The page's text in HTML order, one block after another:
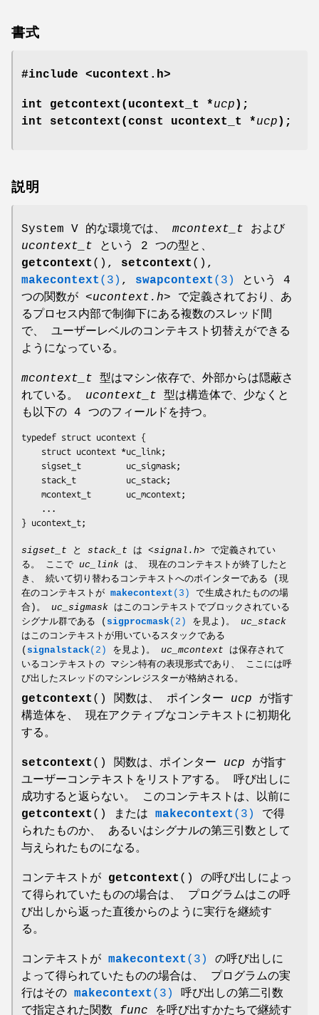
書式
#include <ucontext.h>
int getcontext(ucontext_t *ucp );
int setcontext(const ucontext_t *ucp );
説明
System V 的な環境では、 mcontext_t および
ucontext_t という 2 つの型と、
getcontext (), setcontext (),
makecontext (3) , swapcontext (3)
という 4
つの関数が <ucontext.h> で定義されており、あ
るプロセス内部で制御下にある複数のスレッド間
で、 ユーザーレベルのコンテキスト切替えができる
ようになっている。
mcontext_t 型はマシン依存で、外部からは隠蔽さ
れている。 ucontext_t 型は構造体で、少なくと
も以下の 4 つのフィールドを持つ。
typedef struct ucontext {
sigset_t と stack_t は <signal.h> で定義されてい
る。 ここで uc_link は、 現在のコンテキストが終了したと
き、 続いて切り替わるコンテキストへのポインターである (現
在のコンテキストが makecontext (3)
で生成されたものの場
合)。 uc_sigmask はこのコンテキストでブロックされている
シグナル群である ( sigprocmask(2) を見よ)。 uc_stack
はこのコンテキストが用いているスタックである
( signalstack(2) を見よ)。 uc_mcontext は保存されて
いるコンテキストの マシン特有の表現形式であり、 ここには呼
び出したスレッドのマシンレジスターが格納される。
getcontext () 関数は、 ポインター ucp が指す
構造体を、 現在アクティブなコンテキストに初期化
する。
setcontext () 関数は、ポインター ucp が指す
ユーザーコンテキストをリストアする。 呼び出しに
成功すると返らない。 このコンテキストは、以前に
getcontext () または makecontext (3)
で得
られたものか、 あるいはシグナルの第三引数として
与えられたものになる。
コンテキストが getcontext () の呼び出しによっ
て得られていたものの場合は、 プログラムはこの呼
び出しから返った直後からのように実行を継続す
る。
コンテキストが makecontext (3)
の呼び出しに
よって得られていたものの場合は、 プログラムの実
行はその makecontext (3)
呼び出しの第二引数
で指定された関数 func を呼び出すかたちで継続す